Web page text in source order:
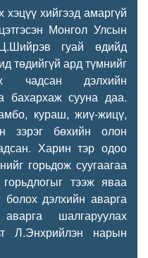
хийгээд амаргүй
Монгол Улсын
гуай өдийд
төдийгүй ард түмнийг
чадсан дэлхийн
бахархаж сууна даа.
кураш, жиү-жицү,
зэрэг бөхийн олон
Харин тэр одоо
горьдож суугаагаа
тээж яваа
дэлхийн аварга
шалгаруулах
Л.Энхрийлэн нарын